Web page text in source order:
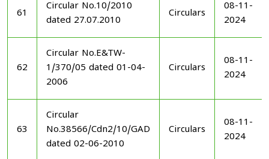
61
Circular No.10/2010
dated 27.07.2010
Circulars
08-11-
2024
62
Circular No.E&TW-
1/370/05 dated 01-04-
2006
Circulars
08-11-
2024
63
Circular
No.38566/Cdn2/10/GAD
dated 02-06-2010
Circulars
08-11-
2024